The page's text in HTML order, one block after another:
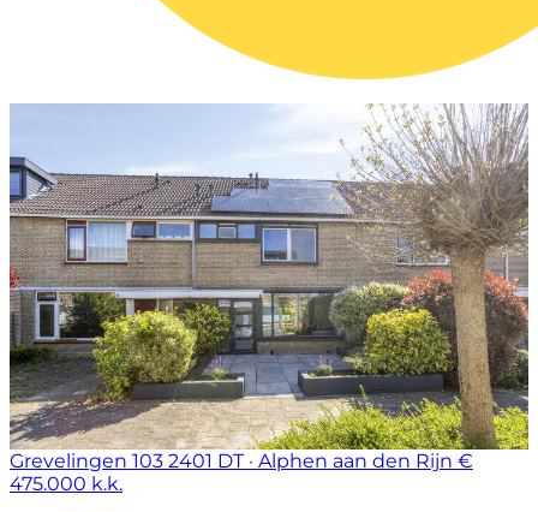
Grevelingen 103 2401 DT · Alphen aan den Rijn €
475.000 k.k.